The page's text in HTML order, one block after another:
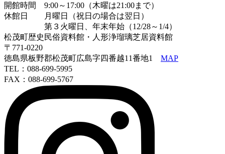
開館時間 9:00～17:00（木曜は21:00まで）
休館日 月曜日（祝日の場合は翌日）
第３火曜日、年末年始（12/28～1/4）
松茂町歴史民俗資料館・人形浄瑠璃芝居資料館
〒771-0220
徳島県板野郡松茂町広島字四番越11番地1 MAP
TEL：088-699-5995
FAX：088-699-5767